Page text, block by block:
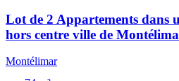
Lot de 2 Appartements dans
hors centre ville de
Montélimar